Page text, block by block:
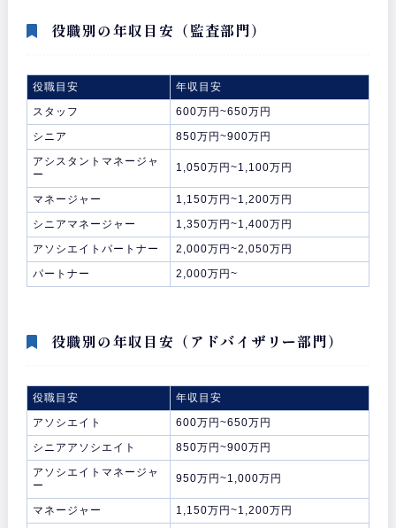
役職別の年収目安（監査部門）
役職目安
年収目安
スタッフ
600万円~650万円
シニア
850万円~900万円
アシスタントマネージャ
ー
1,050万円~1,100万円
マネージャー
1,150万円~1,200万円
シニアマネージャー
1,350万円~1,400万円
アソシエイトパートナー
2,000万円~2,050万円
パートナー
2,000万円~
役職別の年収目安（アドバイザリー部門）
役職目安
年収目安
アソシエイト
600万円~650万円
シニアアソシエイト
850万円~900万円
アソシエイトマネージャ
ー
950万円~1,000万円
マネージャー
1,150万円~1,200万円